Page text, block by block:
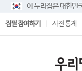
이 누리집은 대한민
집필 참여하기 사전 통계